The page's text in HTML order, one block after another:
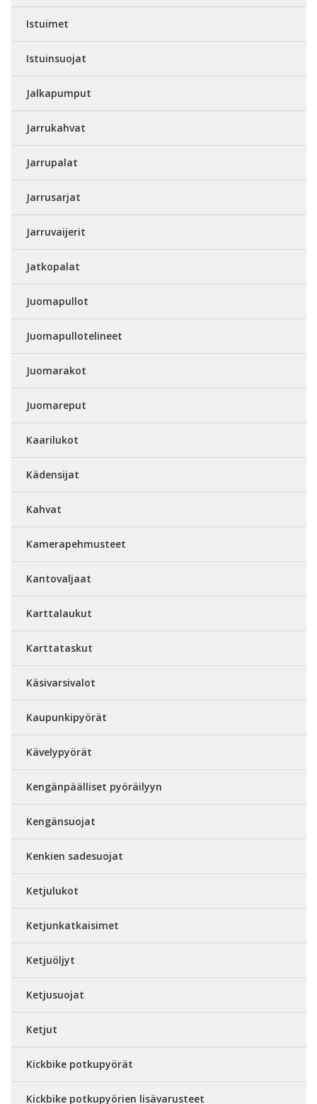
Istuimet
Istuinsuojat
Jalkapumput
Jarrukahvat
Jarrupalat
Jarrusarjat
Jarruvaijerit
Jatkopalat
Juomapullot
Juomapullotelineet
Juomarakot
Juomareput
Kaarilukot
Kädensijat
Kahvat
Kamerapehmusteet
Kantovaljaat
Karttalaukut
Karttataskut
Käsivarsivalot
Kaupunkipyörät
Kävelypyörät
Kengänpäälliset pyöräilyyn
Kengänsuojat
Kenkien sadesuojat
Ketjulukot
Ketjunkatkaisimet
Ketjuöljyt
Ketjusuojat
Ketjut
Kickbike potkupyörät
Kickbike potkupyörien lisävarusteet